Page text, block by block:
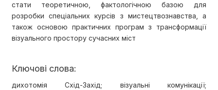
стати теоретичною, фактологічною базою для
розробки спеціальних курсів з мистецтвознавства, а
також основою практичних програм з трансформації
візуального простору сучасних міст
Ключові слова:
дихотомія Схід-Захід; візуальні комунікації;